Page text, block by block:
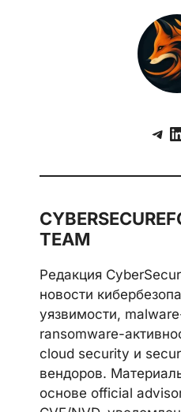
TEAM
Редакция
новости
уязвимости,
ransomware-
cloud security и
вендоров.
основе official